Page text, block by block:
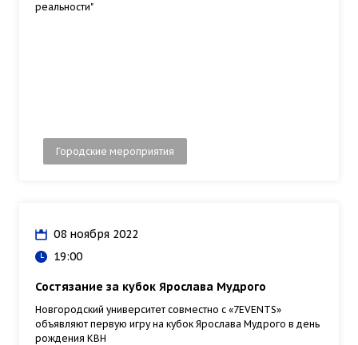
реальности"
Городские мероприятия
08 ноября 2022
19:00
Состязание за кубок Ярослава Мудрого
Новгородский университет совместно с «7EVENTS»
объявляют первую игру на кубок Ярослава Мудрого в день
рождения КВН